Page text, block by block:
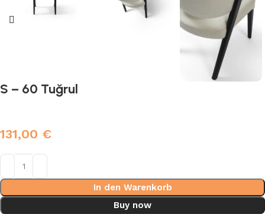
S – 60 Tuğrul
131,00 €
In den Warenkorb
Buy now